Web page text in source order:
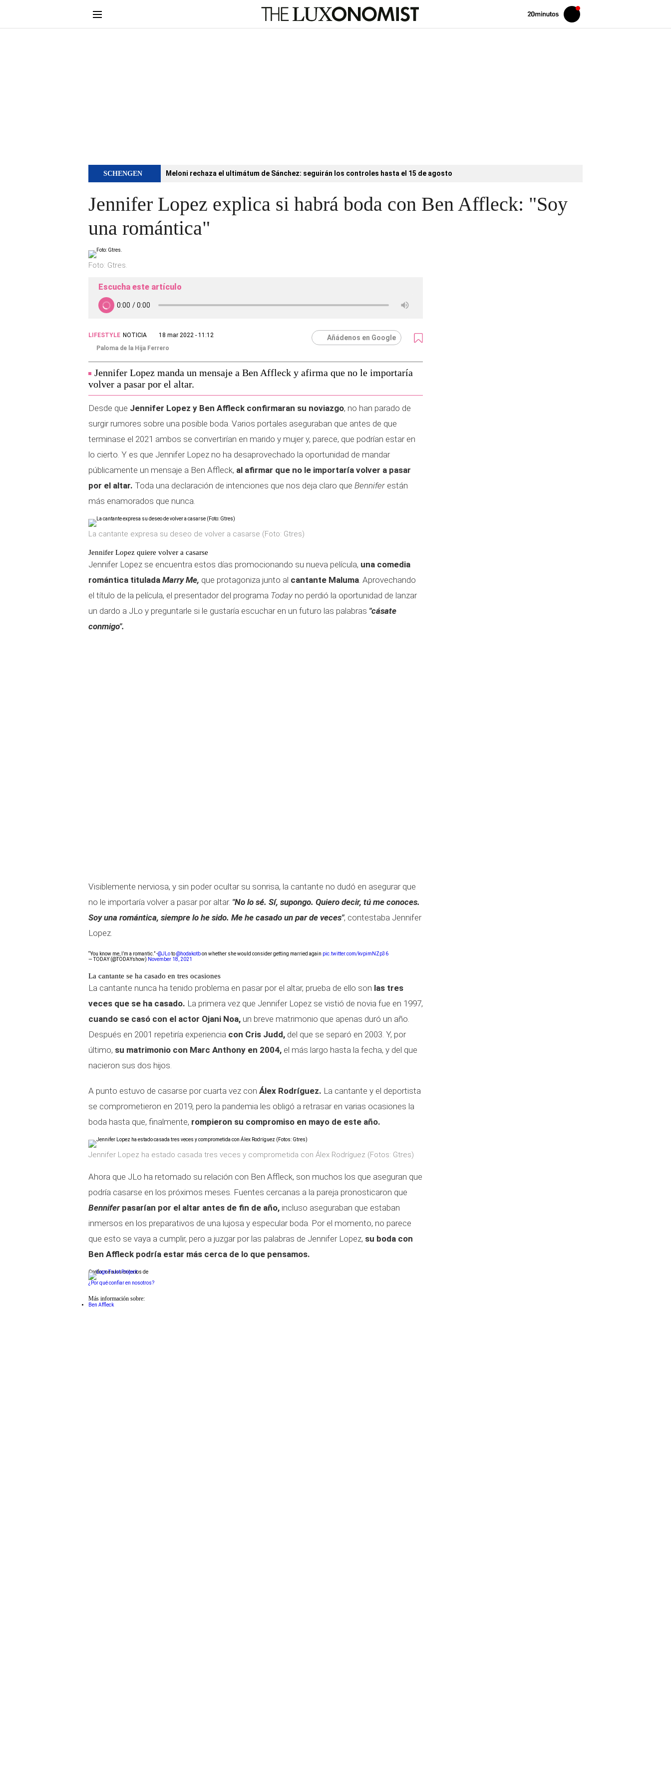
Volver
Iniciar
sesión
SCHENGEN Meloni rechaza el ultimátum de Sánchez: seguirán los controles hasta el 15 de agosto
Jennifer Lopez explica si habrá boda con Ben Affleck: "Soy
una romántica"
Foto: Gtres.
Escucha este artículo
LIFESTYLE NOTICIA
18 mar 2022 - 11:12
Paloma de la Hija Ferrero
Añádenos en Google
Jennifer Lopez manda un mensaje a Ben Affleck y afirma que no le importaría
volver a pasar por el altar.
Desde que Jennifer Lopez y Ben Affleck confirmaran su noviazgo, no han parado de
surgir rumores sobre una posible boda. Varios portales aseguraban que antes de que
terminase el 2021 ambos se convertirían en marido y mujer y, parece, que podrían estar en
lo cierto. Y es que Jennifer Lopez no ha desaprovechado la oportunidad de mandar
públicamente un mensaje a Ben Affleck, al afirmar que no le importaría volver a pasar
por el altar. Toda una declaración de intenciones que nos deja claro que Bennifer están
más enamorados que nunca.
La cantante expresa su deseo de volver a casarse (Foto: Gtres)
Jennifer Lopez quiere volver a casarse
Jennifer Lopez se encuentra estos días promocionando su nueva película, una comedia
romántica titulada Marry Me, que protagoniza junto al cantante Maluma. Aprovechando
el título de la película, el presentador del programa Today no perdió la oportunidad de lanzar
un dardo a JLo y preguntarle si le gustaría escuchar en un futuro las palabras "cásate
conmigo".
Visiblemente nerviosa, y sin poder ocultar su sonrisa, la cantante no dudó en asegurar que
no le importaría volver a pasar por altar. "No lo sé. Sí, supongo. Quiero decir, tú me conoces.
Soy una romántica, siempre lo he sido. Me he casado un par de veces", contestaba Jennifer
Lopez.
“You know me, I’m a romantic.” -@JLoto@hodakotbon whether she would consider getting married again pic.twitter.com/kvpimNZp36
— TODAY (@TODAYshow) November 18, 2021
La cantante se ha casado en tres ocasiones
La cantante nunca ha tenido problema en pasar por el altar, prueba de ello son las tres
veces que se ha casado. La primera vez que Jennifer Lopez se vistió de novia fue en 1997,
cuando se casó con el actor Ojani Noa, un breve matrimonio que apenas duró un año.
Después en 2001 repetiría experiencia con Cris Judd, del que se separó en 2003. Y, por
último, su matrimonio con Marc Anthony en 2004, el más largo hasta la fecha, y del que
nacieron sus dos hijos.
A punto estuvo de casarse por cuarta vez con Álex Rodríguez. La cantante y el deportista
se comprometieron en 2019, pero la pandemia les obligó a retrasar en varias ocasiones la
boda hasta que, finalmente, rompieron su compromiso en mayo de este año.
Jennifer Lopez ha estado casada tres veces y comprometida con Álex Rodríguez (Fotos: Gtres)
Ahora que JLo ha retomado su relación con Ben Affleck, son muchos los que aseguran que
podría casarse en los próximos meses. Fuentes cercanas a la pareja pronosticaron que
Bennifer pasarían por el altar antes de fin de año, incluso aseguraban que estaban
inmersos en los preparativos de una lujosa y especular boda. Por el momento, no parece
que esto se vaya a cumplir, pero a juzgar por las palabras de Jennifer Lopez, su boda con
Ben Affleck podría estar más cerca de lo que pensamos.
Conforme a los criterios de
¿Por qué confiar en nosotros?
Más información sobre:
Ben Affleck